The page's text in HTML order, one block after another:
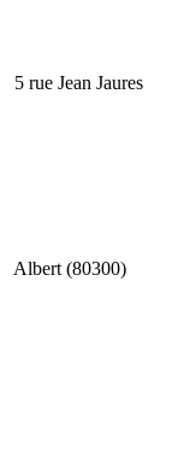
5 rue Jean Jaures
Albert (80300)